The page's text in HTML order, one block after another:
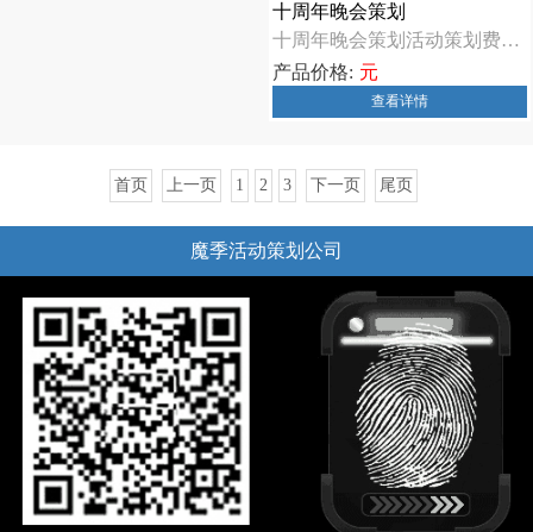
十周年晚会策划
十周年晚会策划活动策划费用，活动策划多少钱会因各种因素而有所不同，包括活动规模、地点、时长、主题、嘉 ...
产品价格: 元
查看详情
首页 上一页 1 2 3 下一页 尾页
魔季活动策划公司